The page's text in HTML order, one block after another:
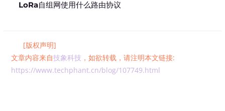
LoRa自组网使用什么路由协议
[版权声明]
文章内容来自技象科技 ，如欲转载，请注明本文链接:
https://www.techphant.cn/blog/107749.html